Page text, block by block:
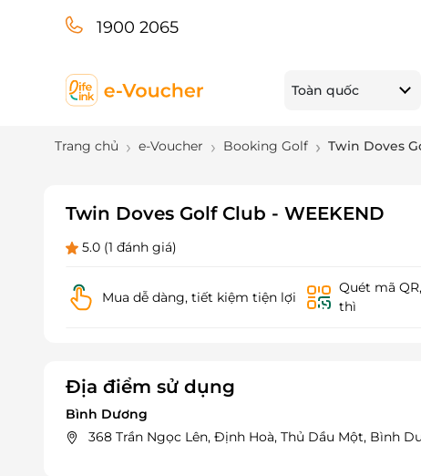
1900 2065
Toàn quốc
Trang chủ e-Voucher Booking Golf Twin Doves
Twin Doves Golf Club - WEEKEND
5.0 (1 đánh giá)
Mua dễ dàng, tiết kiệm tiện lợi
Quét mã
thì
Địa điểm sử dụng
Bình Dương
368 Trần Ngọc Lên, Định Hoà, Thủ Dầu Một, Bình